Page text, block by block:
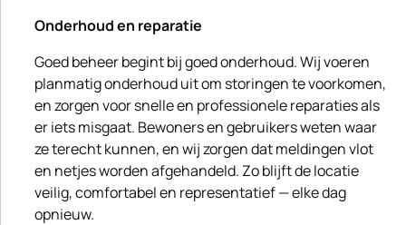
Onderhoud en reparatie
Goed beheer begint bij goed onderhoud. Wij voeren
planmatig onderhoud uit om storingen te voorkomen,
en zorgen voor snelle en professionele reparaties als
er iets misgaat. Bewoners en gebruikers weten waar
ze terecht kunnen, en wij zorgen dat meldingen vlot
en netjes worden afgehandeld. Zo blijft de locatie
veilig, comfortabel en representatief — elke dag
opnieuw.